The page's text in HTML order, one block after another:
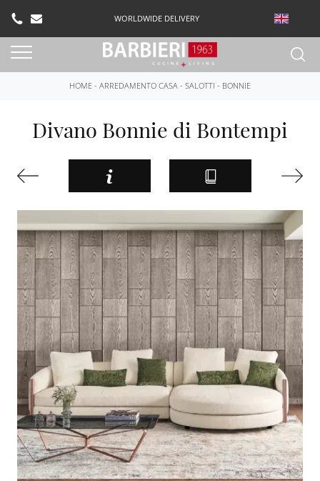
WORLDWIDE DELIVERY
HOME - ARREDAMENTO CASA - SALOTTI - BONNIE
Divano Bonnie di Bontempi